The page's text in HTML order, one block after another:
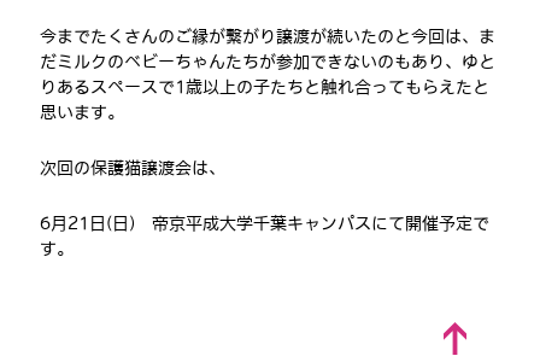
今までたくさんのご縁が繋がり譲渡が続いたのと今回は、ま
だミルクのベビーちゃんたちが参加できないのもあり、ゆと
りあるスペースで1歳以上の子たちと触れ合ってもらえたと
思います。
次回の保護猫譲渡会は、
6月21日(日) 帝京平成大学千葉キャンパスにて開催予定で
す。